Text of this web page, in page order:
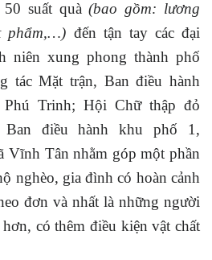
50 suất quà(bao gồm: lương
phẩm,…) đến tận tay các đại
niên xung phong thành phố
tác Mặt trận, Ban điều hành
Trinh; Hội Chữ thập đỏ
Ban điều hành khu phố 1,
Vĩnh Tân nhằm góp một phần
nghèo, gia đình có hoàn cảnh
đơn và nhất là những người
có thêm điều kiện vật chất